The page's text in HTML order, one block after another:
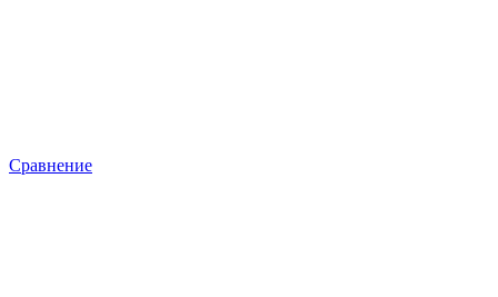
Сравнение